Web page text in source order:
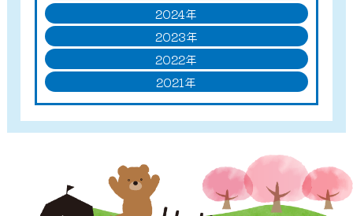
2024年
2023年
2022年
2021年